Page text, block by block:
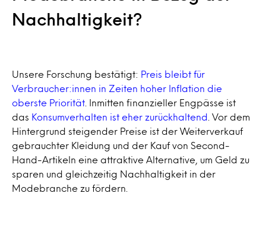
Nachhaltigkeit?
Unsere Forschung bestätigt:
Preis bleibt für
Verbraucher:innen in Zeiten hoher Inflation die
oberste Priorität . Inmitten finanzieller Engpässe ist
das Konsumverhalten ist eher zurückhaltend
. Vor dem
Hintergrund steigender Preise ist der Weiterverkauf
gebrauchter Kleidung und der Kauf von Second-
Hand-Artikeln eine attraktive Alternative, um Geld zu
sparen und gleichzeitig Nachhaltigkeit in der
Modebranche zu fördern.